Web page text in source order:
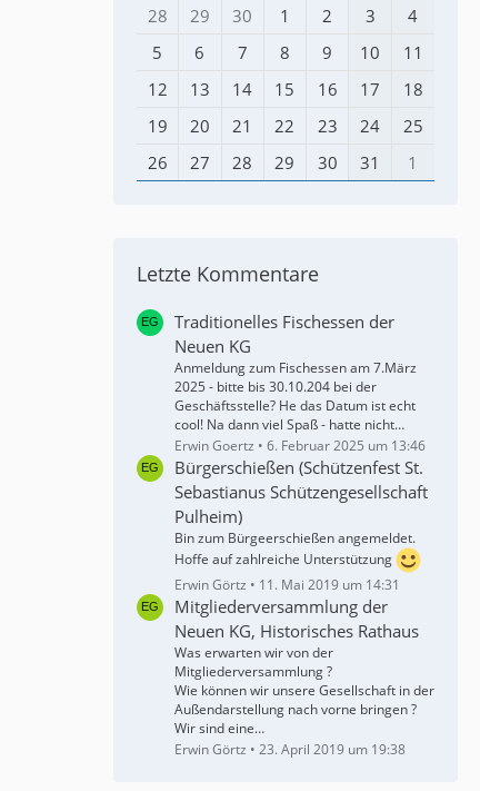
28 29 30 1 2 3
4
5
6 7 8 9 10
11
12
13 14 15 16 17
18
19
20 21 22 23 24
25
26
27 28 29 30 31 1
Letzte Kommentare
Traditionelles Fischessen der
Neuen KG
Anmeldung zum Fischessen am 7.März
2025 - bitte bis 30.10.204 bei der
Geschäftsstelle? He das Datum ist echt
cool! Na dann viel Spaß - hatte nicht…
Erwin Goertz
6. Februar 2025 um 13:46
Bürgerschießen (Schützenfest St.
Sebastianus Schützengesellschaft
Pulheim)
Bin zum Bürgeerschießen angemeldet.
Hoffe auf zahlreiche Unterstützung
Erwin Görtz
11. Mai 2019 um 14:31
Mitgliederversammlung der
Neuen KG, Historisches Rathaus
Was erwarten wir von der
Mitgliederversammlung ?
Wie können wir unsere Gesellschaft in der
Außendarstellung nach vorne bringen ?
Wir sind eine…
Erwin Görtz
23. April 2019 um 19:38